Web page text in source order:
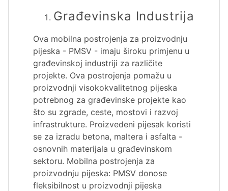
Građevinska Industrija
Ova mobilna postrojenja za proizvodnju
pijeska - PMSV - imaju široku primjenu u
građevinskoj industriji za različite
projekte. Ova postrojenja pomažu u
proizvodnji visokokvalitetnog pijeska
potrebnog za građevinske projekte kao
što su zgrade, ceste, mostovi i razvoj
infrastrukture. Proizvedeni pijesak koristi
se za izradu betona, maltera i asfalta -
osnovnih materijala u građevinskom
sektoru. Mobilna postrojenja za
proizvodnju pijeska: PMSV donose
fleksibilnost u proizvodnji pijeska